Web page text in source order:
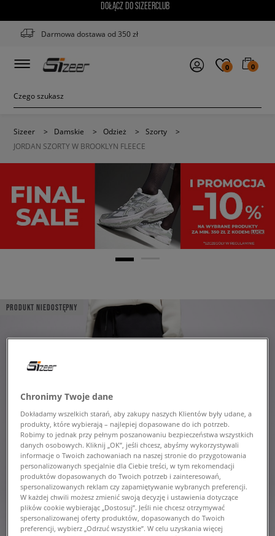
DOŁĄCZ DO SIZEERCLUB
Darmowa dostawa od 350 zł
0 0
Sizeer > Damskie > Odzież > Szorty
>
JORDAN SZORTY W BROOKLYN FLEECE
PRODUKT NIEDOSTĘPNY
Chronimy Twoje dane
Dokładamy wszelkich starań, aby zakupy naszych Klientów były udane, a
produkty, które wybierają – najlepiej dopasowane do ich potrzeb.
Robimy to jednak przy pełnym poszanowaniu bezpieczeństwa wszystkich
danych osobowych. Kliknij „OK”, jeśli chcesz, abyśmy wykorzystywali
informacje o Twoich zachowaniach na naszej stronie do przygotowania
personalizowanych specjalnie dla Ciebie treści, w tym rekomendacji
produktów dopasowanych do Twoich potrzeb i zainteresowań,
spersonalizowanych reklam czy zapamiętywanie wybranych preferencji.
W każdej chwili możesz zmienić swoją decyzję i ustawienia dotyczące
plików cookie wybierając „Dostosuj”. Jeśli nie chcesz otrzymywać
spersonalizowanej oferty produktów, dopasowanych do Twoich
preferencji, wybierz „Odrzuć wszystkie”. W celu uzyskania więcej